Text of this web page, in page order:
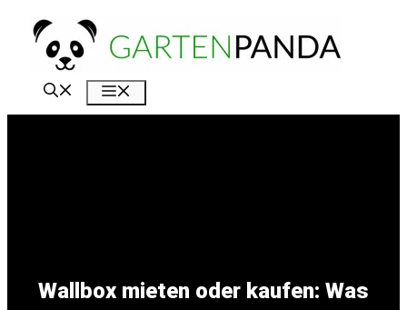
Zum
Inhalt
springen
Wallbox mieten oder kaufen: Was